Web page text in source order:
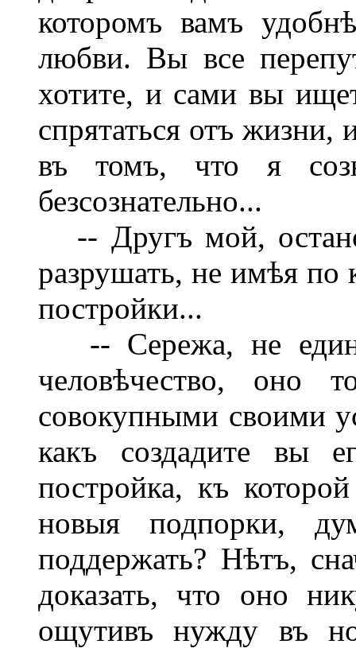
которомъ вамъ
любви. Вы все
хотите, и сами вы
спрятаться отъ
въ томъ, что я
безсознательно...
-- Другъ мой,
разрушать, не имѣя по
постройки...
-- Сережа, не
человѣчество,
совокупными своими
какъ создадите вы
постройка, къ
новыя подпорки,
поддержать? Нѣтъ,
доказать, что оно
ощутивъ нужду въ